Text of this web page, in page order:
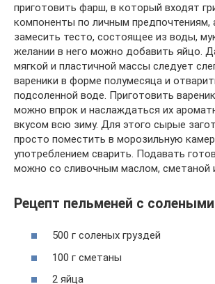
приготовить фарш, в который входят
компоненты по личным предпочтениям,
замесить тесто, состоящее из воды,
желании в него можно добавить яйцо.
мягкой и пластичной массы следует
вареники в форме полумесяца и
подсоленной воде. Приготовить
можно впрок и наслаждаться их
вкусом всю зиму. Для этого сырые
просто поместить в морозильную
употреблением сварить. Подавать
можно со сливочным маслом, сметаной
Рецепт пельменей с
500 г соленых груздей
100 г сметаны
2 яйца